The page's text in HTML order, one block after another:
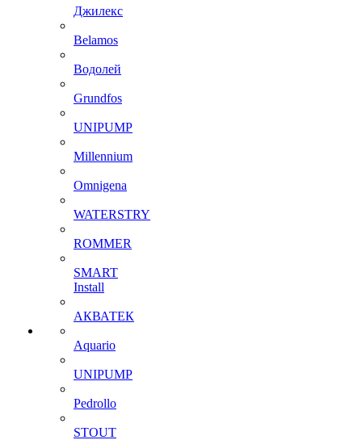
Джилекс
Belamos
Водолей
Grundfos
UNIPUMP
Millennium
Omnigena
WATERSTRY
ROMMER
SMART
Install
АКВАТЕК
Aquario
UNIPUMP
Pedrollo
STOUT